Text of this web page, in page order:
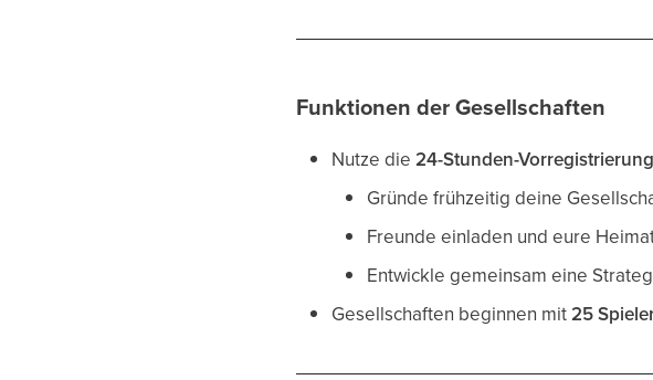
Funktionen der Gesellschaften
Nutze die24-Stunden-Vorregistrierung
Gründe frühzeitig deine
Freunde einladen und eure
Entwickle gemeinsam eine
Gesellschaften beginnen mit25